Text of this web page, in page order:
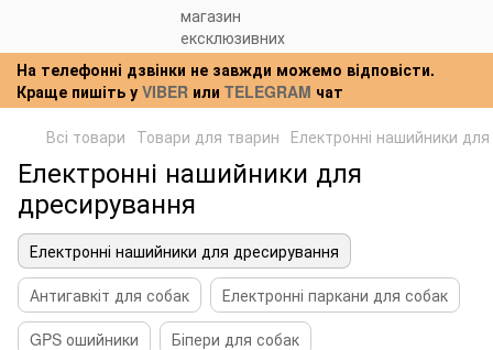
На телефонні дзвінки не завжди можемо відповісти.
Краще пишіть у VIBER или TELEGRAM чат
Всі товари Товари для тварин Електронні нашийники
Електронні нашийники для
дресирування
Електронні нашийники для дресирування
Антигавкіт для собак
Електронні паркани для собак
GPS ошийники
Біпери для собак